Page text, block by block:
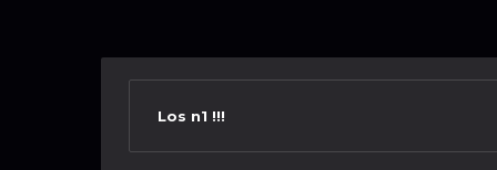
Los n1 !!!